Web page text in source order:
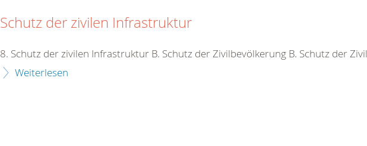
Schutz der zivilen Infrastruktur
8. Schutz der zivilen Infrastruktur B. Schutz der Zivilbevölkerung B. Schutz der
Weiterlesen